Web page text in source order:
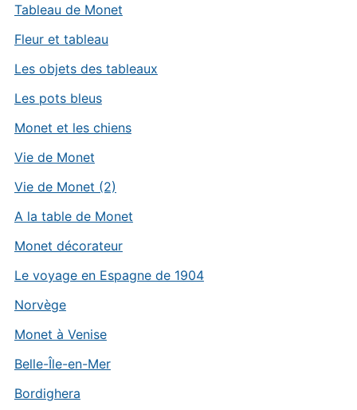
Tableau de Monet
Fleur et tableau
Les objets des tableaux
Les pots bleus
Monet et les chiens
Vie de Monet
Vie de Monet (2)
A la table de Monet
Monet décorateur
Le voyage en Espagne de 1904
Norvège
Monet à Venise
Belle-Île-en-Mer
Bordighera